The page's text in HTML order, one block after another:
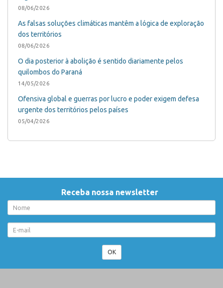
08/06/2026
As falsas soluções climáticas mantêm a lógica de exploração
dos territórios
08/06/2026
O dia posterior à abolição é sentido diariamente pelos
quilombos do Paraná
14/05/2026
Ofensiva global e guerras por lucro e poder exigem defesa
urgente dos territórios pelos países
05/04/2026
Receba nossa newsletter
OK